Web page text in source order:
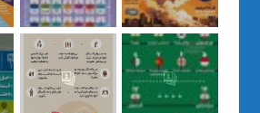
مصنوعی تهران